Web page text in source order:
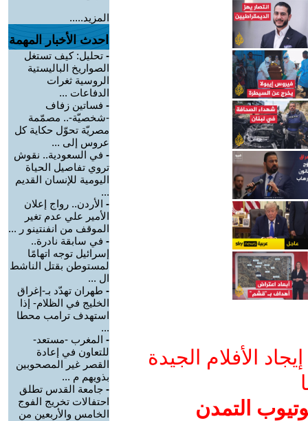
الأفلام الجيدة
التمدن
المزيد.....
احدث الأخبار المهمة
- تحليل: كيف تستغل
الصواريخ الباليستية
الروسية ثغرات
الدفاعات ...
- فساتين زفاف
-شخصيّة-.. مصمّمة
مصريّة تحوّل حكاية كل
عروس إلى ...
- في السعودية.. نقوش
تروي تفاصيل الحياة
اليومية للإنسان القديم
...
- الأردن.. رواج إعلان
الأمير علي عدم تغير
الموقف من انفنتينو ر ...
- في سابقة نادرة..
إسرائيل توجه اتهامًا
لمستوطن بقتل الناشط
ال ...
- طهران تهدّد بـ-إغراق
الخليج في الظلام- إذا
استهدف ترامب محطا
...
- المغرب -مستعد-
للتعاون في إعادة
القصر غير المصحوبين
بذويهم م ...
- جامعة القدس تطلق
احتفالات تخريج الفوج
الخامس والأربعين من